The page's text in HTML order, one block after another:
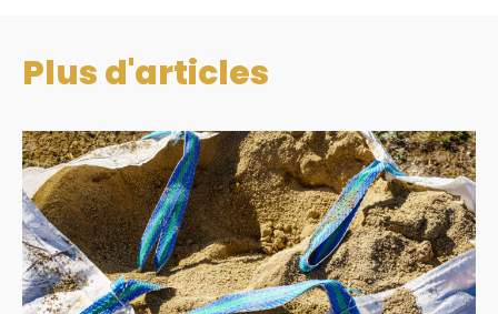
Plus d'articles